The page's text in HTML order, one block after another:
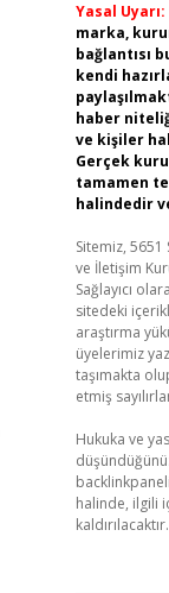
Yasal Uyarı:
marka,
bağlantısı
kendi
haber
ve kişiler
Gerçek
tamamen
halindedir
Sitemiz, 5651
ve İletişim
Sağlayıcı
sitedeki
araştırma
üyelerimiz
taşımakta
etmiş
Hukuka ve
halinde, ilgili
kaldırılacaktır.